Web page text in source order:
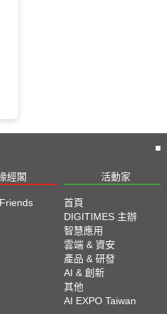
■
經閣 活動家
首頁
DIGITIMES 主辦
智慧應用
雲端 & 資安
產品 & 研發
AI & 創新
其他
AI EXPO Taiwan